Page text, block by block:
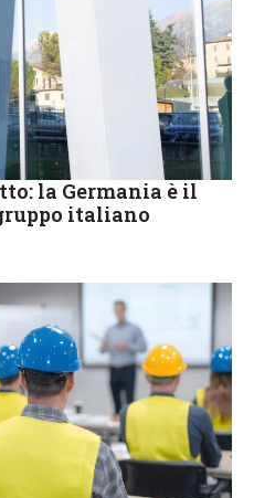
la Germania è il
italiano